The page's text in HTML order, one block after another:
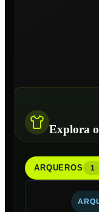
Explora
ARQUEROS 1